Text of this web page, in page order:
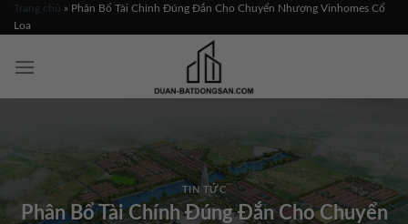
Skip
to
Trang chủ » Phân Bổ Tài Chính Đúng Đắn Cho Chuyển Nhượng Vinhomes Cổ
Loa
TIN TỨC
Phân Bổ Tài Chính Đúng Đắn Cho Chuyển